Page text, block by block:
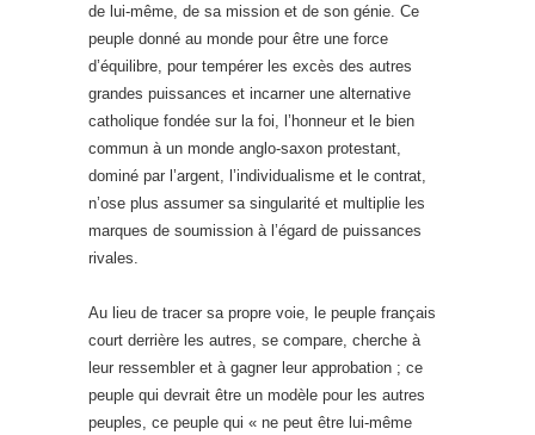
de lui-même, de sa mission et de son génie. Ce
peuple donné au monde pour être une force
d’équilibre, pour tempérer les excès des autres
grandes puissances et incarner une alternative
catholique fondée sur la foi, l’honneur et le bien
commun à un monde anglo-saxon protestant,
dominé par l’argent, l’individualisme et le contrat,
n’ose plus assumer sa singularité et multiplie les
marques de soumission à l’égard de puissances
rivales.
Au lieu de tracer sa propre voie, le peuple français
court derrière les autres, se compare, cherche à
leur ressembler et à gagner leur approbation ; ce
peuple qui devrait être un modèle pour les autres
peuples, ce peuple qui « ne peut être lui-même